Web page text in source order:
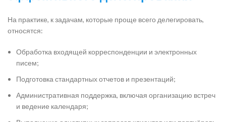
На практике, к задачам, которые проще всего делегировать,
относятся:
Обработка входящей корреспонденции и электронных
писем;
Подготовка стандартных отчетов и презентаций;
Административная поддержка, включая организацию встреч
и ведение календаря;